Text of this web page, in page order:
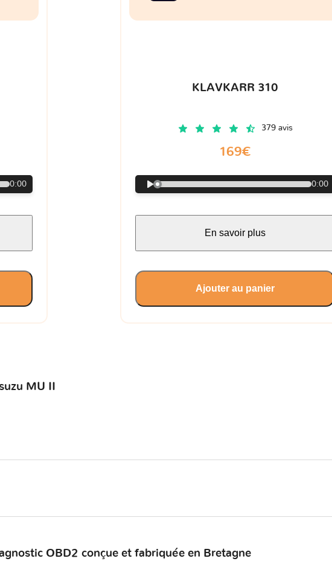
0:00
KLAVKARR 310
379 avis
169€
0:00
En savoir plus
Ajouter au panier
MU II
OBD2 conçue et fabriquée en Bretagne